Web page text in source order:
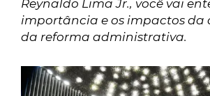
Reynaldo Lima Jr., você vai
importância e os impactos da
da reforma administrativa.